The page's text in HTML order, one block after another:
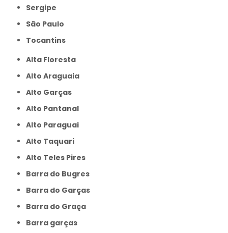
Sergipe
São Paulo
Tocantins
Alta Floresta
Alto Araguaia
Alto Garças
Alto Pantanal
Alto Paraguai
Alto Taquari
Alto Teles Pires
Barra do Bugres
Barra do Garças
Barra do Graça
Barra garças